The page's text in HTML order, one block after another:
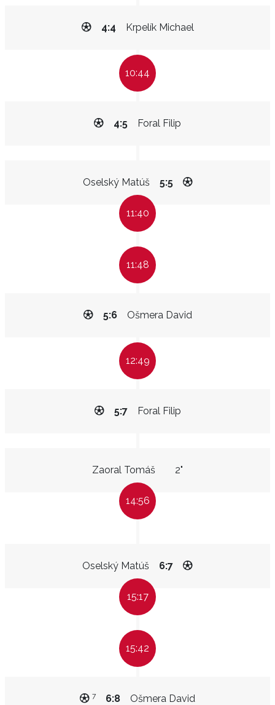
Krpelík Michael
4:4
10:44
Foral Filip
4:5
Oselský Matúš 5:5
11:40
11:48
Ošmera David
5:6
12:49
Foral Filip
5:7
Zaoral Tomáš 2"
14:56
Oselský Matúš 6:7
15:17
15:42
Ošmera David
6:8
7